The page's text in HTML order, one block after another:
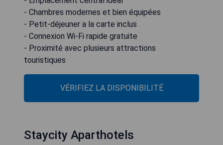
- Chambres modernes et bien équipées
- Petit-déjeuner a la carte inclus
- Connexion Wi-Fi rapide gratuite
- Proximité avec plusieurs attractions
touristiques
VÉRIFIEZ LA DISPONIBILITÉ
Staycity Aparthotels